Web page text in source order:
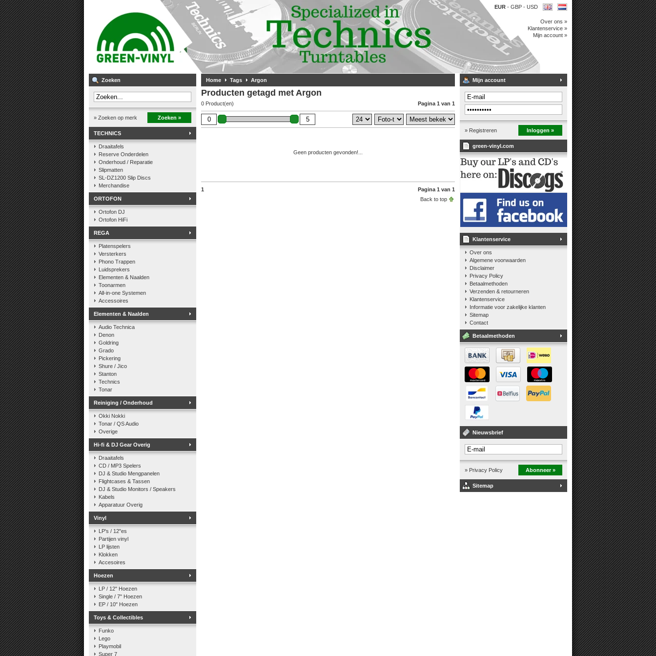
EUR - GBP - USD
Over ons »
Klantenservice »
Mijn account »
Zoeken
» Zoeken op merk Zoeken »
TECHNICS
Draaitafels
Reserve Onderdelen
Onderhoud / Reparatie
Slipmatten
SL-DZ1200 Slip Discs
Merchandise
ORTOFON
Ortofon DJ
Ortofon HiFi
REGA
Platenspelers
Versterkers
Phono Trappen
Luidsprekers
Elementen & Naalden
Toonarmen
All-in-one Systemen
Accessoires
Elementen & Naalden
Audio Technica
Denon
Goldring
Grado
Pickering
Shure / Jico
Stanton
Technics
Tonar
Reiniging / Onderhoud
Okki Nokki
Tonar / QS Audio
Overige
Hi-fi & DJ Gear Overig
Draaitafels
CD / MP3 Spelers
DJ & Studio Mengpanelen
Flightcases & Tassen
DJ & Studio Monitors / Speakers
Kabels
Apparatuur Overig
Vinyl
LP's / 12"es
Partijen vinyl
LP lijsten
Klokken
Accesoires
Hoezen
LP / 12" Hoezen
Single / 7" Hoezen
EP / 10" Hoezen
Toys & Collectibles
Funko
Lego
Playmobil
Super 7
Home Tags Argon
Producten getagd met Argon
0 Product(en) Pagina 1 van 1
Geen producten gevonden!...
1
Pagina 1 van 1
Back to top
Mijn account
» Registreren Inloggen »
green-vinyl.com
Klantenservice
Over ons
Algemene voorwaarden
Disclaimer
Privacy Policy
Betaalmethoden
Verzenden & retourneren
Klantenservice
Informatie voor zakelijke klanten
Sitemap
Contact
Betaalmethoden
Nieuwsbrief
» Privacy Policy Abonneer »
Sitemap